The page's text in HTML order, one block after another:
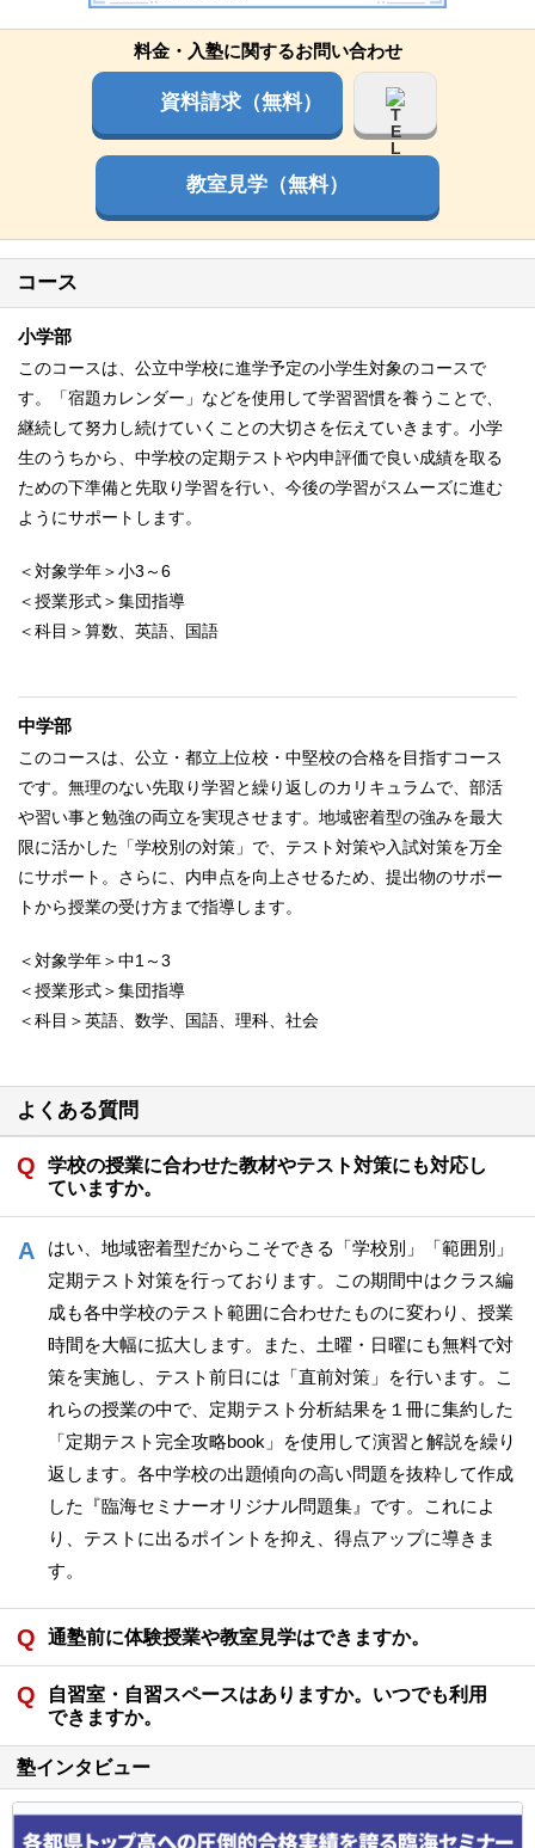
料金・入塾に関するお問い合わせ
資料請求（無料）
教室見学（無料）
コース
小学部
このコースは、公立中学校に進学予定の小学生対象のコースで
す。「宿題カレンダー」などを使用して学習習慣を養うことで、
継続して努力し続けていくことの大切さを伝えていきます。小学
生のうちから、中学校の定期テストや内申評価で良い成績を取る
ための下準備と先取り学習を行い、今後の学習がスムーズに進む
ようにサポートします。
＜対象学年＞小3～6
＜授業形式＞集団指導
＜科目＞算数、英語、国語
中学部
このコースは、公立・都立上位校・中堅校の合格を目指すコース
です。無理のない先取り学習と繰り返しのカリキュラムで、部活
や習い事と勉強の両立を実現させます。地域密着型の強みを最大
限に活かした「学校別の対策」で、テスト対策や入試対策を万全
にサポート。さらに、内申点を向上させるため、提出物のサポー
トから授業の受け方まで指導します。
＜対象学年＞中1～3
＜授業形式＞集団指導
＜科目＞英語、数学、国語、理科、社会
よくある質問
学校の授業に合わせた教材やテスト対策にも対応し
ていますか。
はい、地域密着型だからこそできる「学校別」「範囲別」
定期テスト対策を行っております。この期間中はクラス編
成も各中学校のテスト範囲に合わせたものに変わり、授業
時間を大幅に拡大します。また、土曜・日曜にも無料で対
策を実施し、テスト前日には「直前対策」を行います。こ
れらの授業の中で、定期テスト分析結果を１冊に集約した
「定期テスト完全攻略book」を使用して演習と解説を繰り
返します。各中学校の出題傾向の高い問題を抜粋して作成
した『臨海セミナーオリジナル問題集』です。これによ
り、テストに出るポイントを抑え、得点アップに導きま
す。
通塾前に体験授業や教室見学はできますか。
自習室・自習スペースはありますか。いつでも利用
できますか。
塾インタビュー